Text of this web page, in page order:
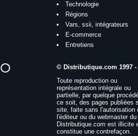
Technologie
Régions
Vars, ssii, intégrateurs
E-commerce
Entretiens
© Distributique.com 1997 -
Toute reproduction ou
représentation intégrale ou
partielle, par quelque
ce soit, des pages publiées
site, faite sans l'autorisation
l'éditeur ou du webmaster
Distributique.com est illicite
constitue une contrefaçon.